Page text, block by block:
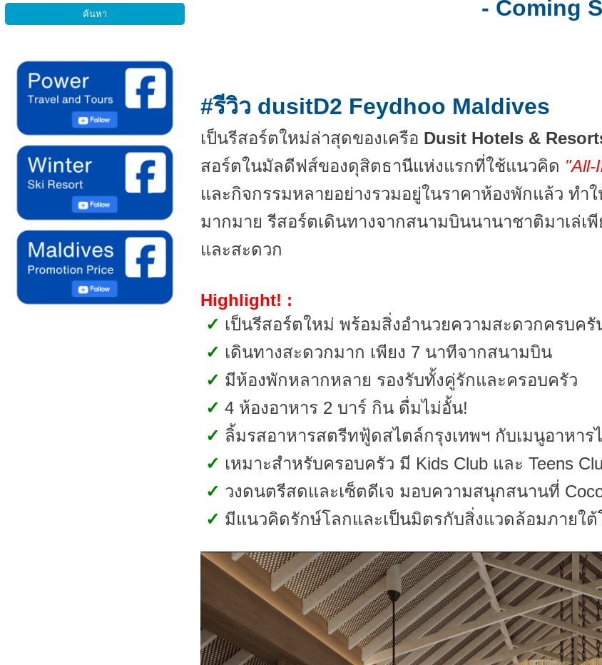
- Coming
#รีวิว dusitD2 Feydhoo Maldives
เป็นรีสอร์ตใหม่ล่าสุดของเครือ Dusit Hotels &
สอร์ตในมัลดีฟส์ของดุสิตธานีแห่งแรกที่ใช้แนวคิด "All-
และกิจกรรมหลายอย่างรวมอยู่ในราคาห้องพักแล้ว ทำ
มากมาย รีสอร์ตเดินทางจากสนามบินนานาชาติมาเล่เพี
และสะดวก
Highlight! :
✓ เป็นรีสอร์ตใหม่ พร้อมสิ่งอำนวยความสะดวกครบครั
✓ เดินทางสะดวกมาก เพียง 7 นาทีจากสนามบิน
✓ มีห้องพักหลากหลาย รองรับทั้งคู่รักและครอบครัว
✓ 4 ห้องอาหาร 2 บาร์ กิน ดื่มไม่อั้น!
✓ ลิ้มรสอาหารสตรีทฟู้ดสไตล์กรุงเทพฯ กับเมนูอาหา
✓ เหมาะสำหรับครอบครัว มี Kids Club และ Teens
✓ วงดนตรีสดและเซ็ตดีเจ มอบความสนุกสนานที่
✓ มีแนวคิดรักษ์โลกและเป็นมิตรกับสิ่งแวดล้อมภายใต้